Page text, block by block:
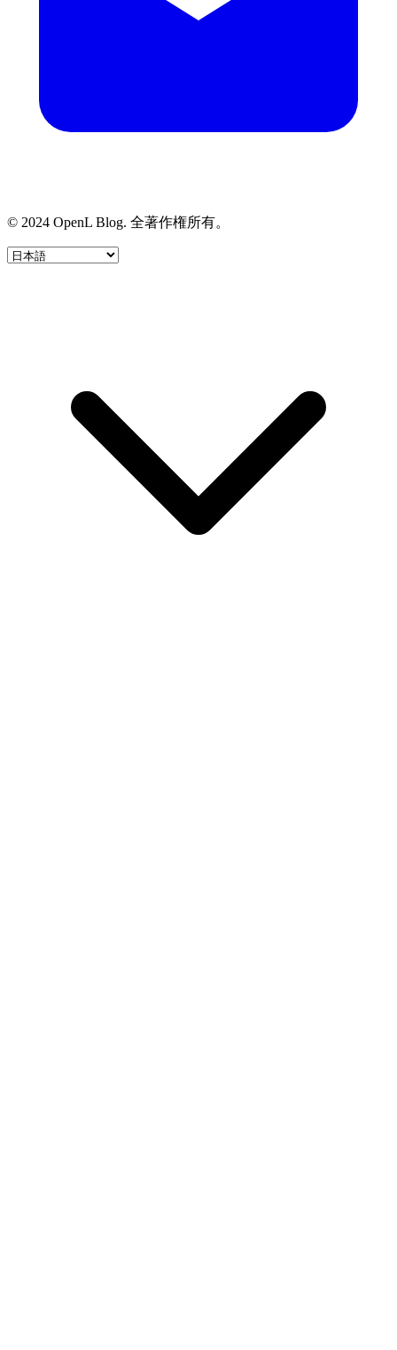
© 2024 OpenL Blog. 全著作権所有。